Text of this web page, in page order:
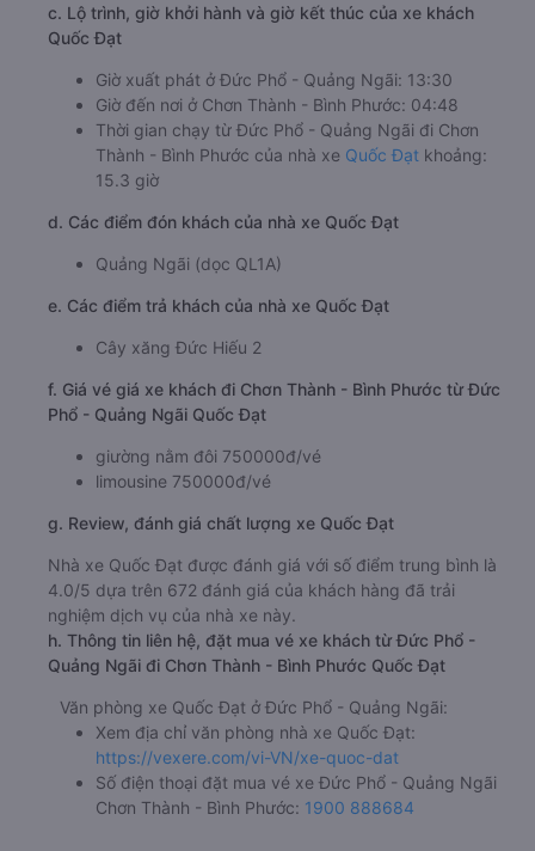
c. Lộ trình, giờ khởi hành và giờ kết thúc của xe khách
Quốc Đạt
Giờ xuất phát ở Đức Phổ - Quảng Ngãi: 13:30
Giờ đến nơi ở Chơn Thành - Bình Phước: 04:48
Thời gian chạy từ Đức Phổ - Quảng Ngãi đi Chơn
Thành - Bình Phước của nhà xe Quốc Đạt khoảng:
15.3 giờ
d. Các điểm đón khách của nhà xe Quốc Đạt
Quảng Ngãi (dọc QL1A)
e. Các điểm trả khách của nhà xe Quốc Đạt
Cây xăng Đức Hiếu 2
f. Giá vé giá xe khách đi Chơn Thành - Bình Phước từ Đức
Phổ - Quảng Ngãi Quốc Đạt
giường nằm đôi 750000đ/vé
limousine 750000đ/vé
g. Review, đánh giá chất lượng xe Quốc Đạt
Nhà xe Quốc Đạt được đánh giá với số điểm trung bình là
4.0/5 dựa trên 672 đánh giá của khách hàng đã trải
nghiệm dịch vụ của nhà xe này.
h. Thông tin liên hệ, đặt mua vé xe khách từ Đức Phổ -
Quảng Ngãi đi Chơn Thành - Bình Phước Quốc Đạt
Văn phòng xe Quốc Đạt ở Đức Phổ - Quảng Ngãi:
Xem địa chỉ văn phòng nhà xe Quốc Đạt:
https://vexere.com/vi-VN/xe-quoc-dat
Số điện thoại đặt mua vé xe Đức Phổ - Quảng Ngãi
Chơn Thành - Bình Phước: 1900 888684